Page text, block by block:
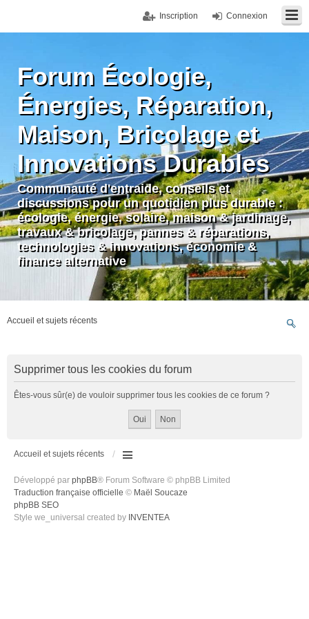
Connexion
Inscription
Forum Écologie,
Énergies, Réparation,
Maison, Bricolage et
Innovations Durables
Communauté d'entraide, conseils et
discussions pour un quotidien plus durable :
écologie, énergie, solaire, maison & jardinage,
travaux & bricolage, pannes & réparations,
technologies & innovations, économie &
finance alternative
Accueil et sujets récents
Supprimer tous les cookies du forum
Êtes-vous sûr(e) de vouloir supprimer tous les cookies de ce forum ?
Accueil et sujets récents
Développé par phpBB® Forum Software © phpBB Limited
Traduction française officielle © Maël Soucaze
phpBB SEO
Style we_universal created by INVENTEA